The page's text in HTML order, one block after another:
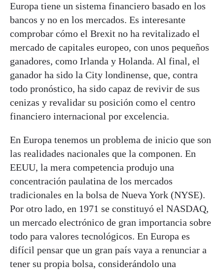
Europa tiene un sistema financiero basado en los
bancos y no en los mercados. Es interesante
comprobar cómo el Brexit no ha revitalizado el
mercado de capitales europeo, con unos pequeños
ganadores, como Irlanda y Holanda. Al final, el
ganador ha sido la City londinense, que, contra
todo pronóstico, ha sido capaz de revivir de sus
cenizas y revalidar su posición como el centro
financiero internacional por excelencia.
En Europa tenemos un problema de inicio que son
las realidades nacionales que la componen. En
EEUU, la mera competencia produjo una
concentración paulatina de los mercados
tradicionales en la bolsa de Nueva York (NYSE).
Por otro lado, en 1971 se constituyó el NASDAQ,
un mercado electrónico de gran importancia sobre
todo para valores tecnológicos. En Europa es
difícil pensar que un gran país vaya a renunciar a
tener su propia bolsa, considerándolo una